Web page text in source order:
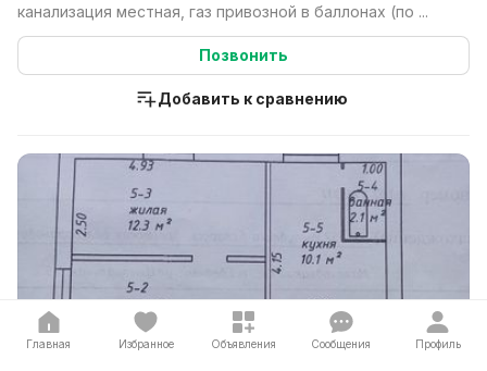
канализация местная, газ привозной в баллонах (по ...
Позвонить
Добавить к сравнению
Главная Избранное Объявления Сообщения Профиль